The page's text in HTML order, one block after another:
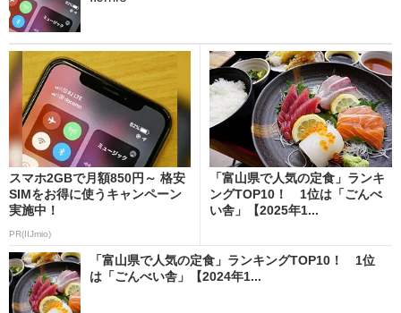
スマホ2GBで月額850円～ 格安
SIMをお得に使うキャンペーン
実施中！
PR(IIJmio)
「富山県で人気の定食」ランキ
ングTOP10！ 1位は「ごんべ
い舎」【2025年1...
「富山県で人気の定食」ランキングTOP10！ 1位
は「ごんべい舎」【2024年1...